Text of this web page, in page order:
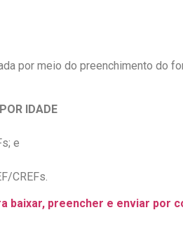
por meio do preenchimento do
IDADE
e
CREFs.
baixar, preencher e enviar por